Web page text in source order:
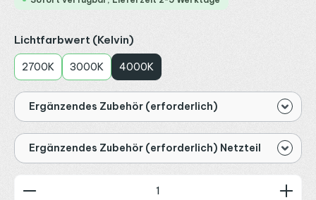
Lichtfarbwert (Kelvin)
2700K 3000K 4000K
Ergänzendes Zubehör (erforderlich)
Ergänzendes Zubehör (erforderlich) Netzteil
Produkt Anzahl: Gib den gewünschten Wert ein